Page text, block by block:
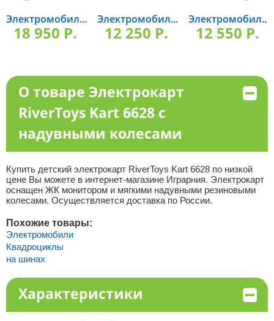
Электромобил...
18 950 P.
Электромобил...
12 250 P.
Электромобил...
12 550 P.
О товаре Электрокарт
RiverToys Kart 6628 с
надувными колесами
Купить детский электрокарт RiverToys Kart 6628 по низкой
цене Вы можете в интернет-магазине Играрния. Электрокарт
оснащен ЖК монитором и мягкими надувными резиновыми
колесами. Осуществляется доставка по России.
Похожие товары:
Электромобили
Квадроциклы
на шинах
Характеристики